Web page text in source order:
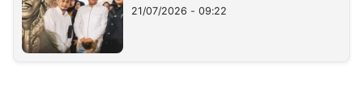
21/07/2026 - 09:22